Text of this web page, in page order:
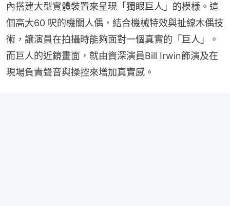
內搭建大型實體裝置來呈現「獨眼巨人」的模樣。這
個高大60 呎的機關人偶，結合機械特效與扯線木偶技
術，讓演員在拍攝時能夠面對一個真實的「巨人」。
而巨人的近鏡畫面，就由資深演員Bill Irwin飾演及在
現場負責聲音與操控來增加真實感。